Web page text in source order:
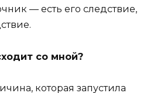
— есть его следствие,
со мной?
которая запустила